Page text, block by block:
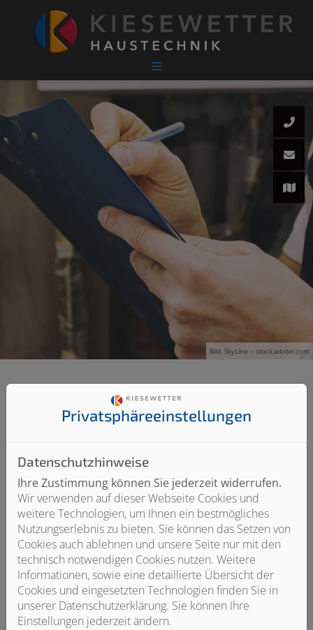
Bild: SkyLine – stock.adobe.com
Wartung und Service
Kompetenter Service rund um Ihre
Heizung
Unser Service gibt Ihnen die Sicherheit, dass Ihre
Heizung über viele Jahre effizient und zuverlässig
funktioniert. Das zahlt sich langfristig für Sie aus. Und
falls es doch einmal ein Problem gibt, sind wir schnell
für Sie da.
Privatsphäre­einstellungen
Datenschutzhinweise
Ihre Zustimmung können Sie jederzeit widerrufen.
Wir verwenden auf dieser Webseite Cookies und
weitere Technologien, um Ihnen ein bestmögliches
Nutzungserlebnis zu bieten. Sie können das Setzen von
Cookies auch ablehnen und unsere Seite nur mit den
technisch notwendigen Cookies nutzen. Weitere
Informationen, sowie eine detaillierte Übersicht der
Cookies und eingesetzten Technologien finden Sie in
unserer Datenschutzerklärung. Sie können Ihre
Einstellungen jederzeit ändern.